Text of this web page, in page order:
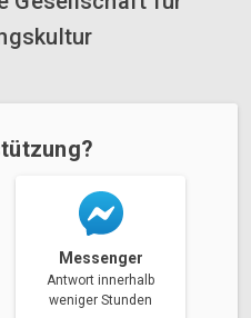
Messenger
Antwort innerhalb
weniger Stunden